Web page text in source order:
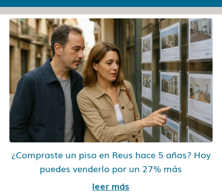
¿Compraste un piso en Reus hace 5 años? Hoy
puedes venderlo por un 27% más
leer más